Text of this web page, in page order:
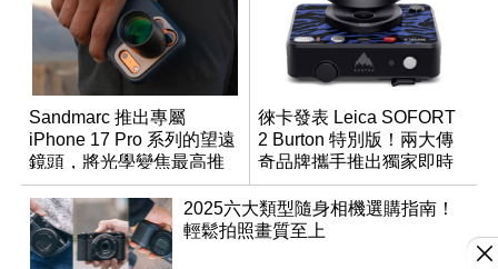
Sandmarc 推出專屬
iPhone 17 Pro 系列的望遠
鏡頭，將光學變焦最高推
升至 16 倍
徠卡發表 Leica SOFORT
2 Burton 特別版！兩大傳
奇品牌攜手推出獨家即時
成像相機
2025六大類型隨身相機選購指南！
輕鬆拍照畫質至上